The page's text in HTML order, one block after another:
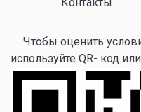
Контакты
Чтобы оценить
используйте QR- код